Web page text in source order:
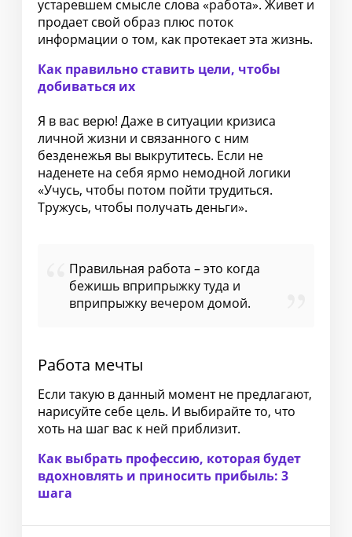
устаревшем смысле слова «работа». Живет и
продает свой образ плюс поток
информации о том, как протекает эта жизнь.
Как правильно ставить цели, чтобы
добиваться их
Я в вас верю! Даже в ситуации кризиса
личной жизни и связанного с ним
безденежья вы выкрутитесь. Если не
наденете на себя ярмо немодной логики
«Учусь, чтобы потом пойти трудиться.
Тружусь, чтобы получать деньги».
Правильная работа – это когда
бежишь вприпрыжку туда и
вприпрыжку вечером домой.
Работа мечты
Если такую в данный момент не предлагают,
нарисуйте себе цель. И выбирайте то, что
хоть на шаг вас к ней приблизит.
Как выбрать профессию, которая будет
вдохновлять и приносить прибыль: 3
шага